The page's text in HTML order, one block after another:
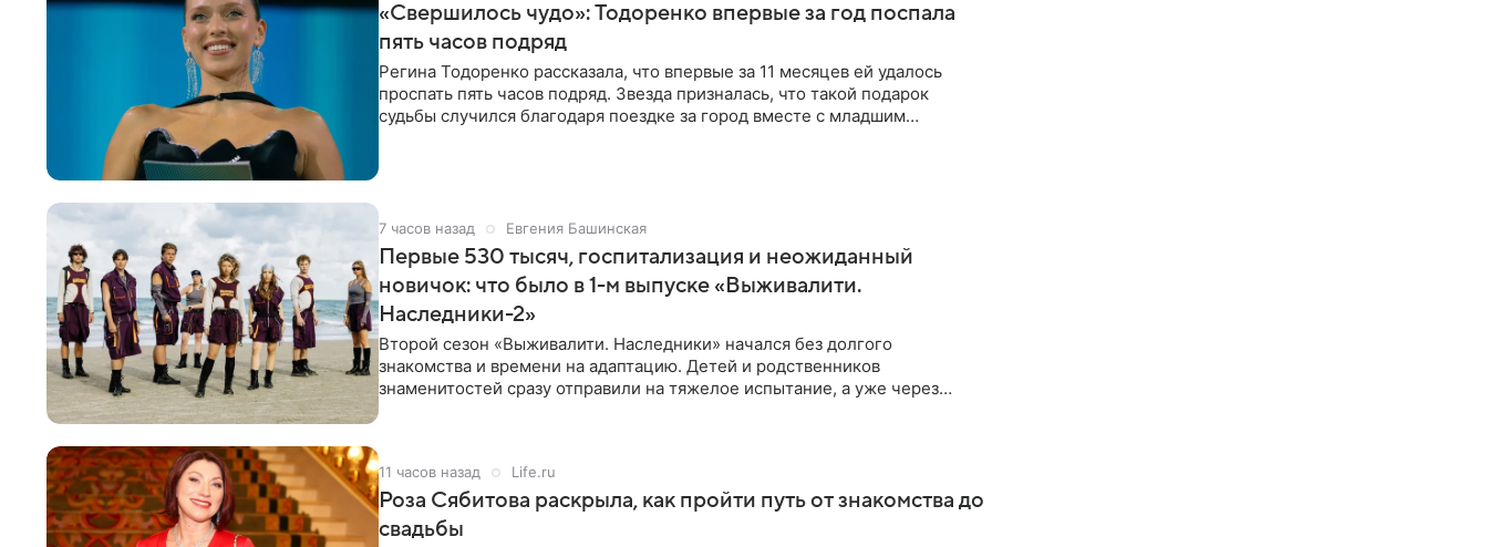
«Свершилось чудо»: Тодоренко впервые за год поспала
пять часов подряд
Регина Тодоренко рассказала, что впервые за 11 месяцев ей удалось
проспать пять часов подряд. Звезда призналась, что такой подарок
судьбы случился благодаря поездке за город вместе с младшим
7 часов назад Евгения Башинская
Первые 530 тысяч, госпитализация и неожиданный
новичок: что было в 1-м выпуске «Выживалити.
Наследники-2»
Второй сезон «Выживалити. Наследники» начался без долгого
знакомства и времени на адаптацию. Детей и родственников
знаменитостей сразу отправили на тяжелое испытание, а уже через
11 часов назад Life.ru
Роза Сябитова раскрыла, как пройти путь от знакомства до
свадьбы